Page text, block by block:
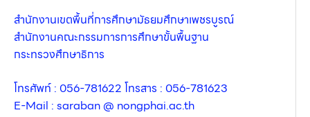
สำนักงานเขตพื้นที่การศึกษามัธยมศึกษาเพชรบูรณ์
สำนักงานคณะกรรมการการศึกษาขั้นพื้นฐาน
กระทรวงศึกษาธิการ
โทรศัพท์ : 056-781622 โทรสาร : 056-781623
E-Mail : saraban @ nongphai.ac.th